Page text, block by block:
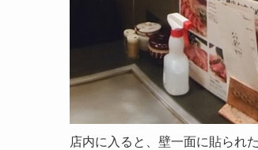
店内に入ると、壁一面に貼られ